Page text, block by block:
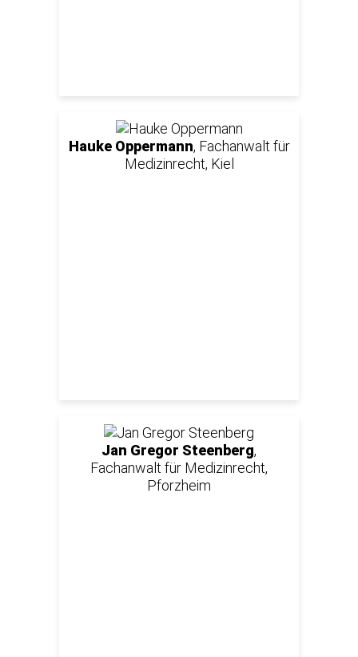
Hauke Oppermann, Fachanwalt für
Medizinrecht, Kiel
Jan Gregor Steenberg,
Fachanwalt für Medizinrecht,
Pforzheim